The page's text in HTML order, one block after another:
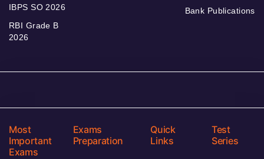
IBPS SO 2026
RBI Grade B
2026
Bank Publications
Most
Important
Exams
Exams
Preparation
Quick
Links
Test
Series